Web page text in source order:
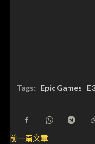
Tags: Epic Games
前一篇文章